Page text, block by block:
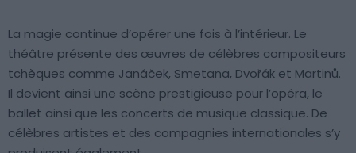
La magie continue d’opérer une fois à l’intérieur. Le
théâtre présente des œuvres de célèbres compositeurs
tchèques comme Janáček, Smetana, Dvořák et Martinů.
Il devient ainsi une scène prestigieuse pour l’opéra, le
ballet ainsi que les concerts de musique classique. De
célèbres artistes et des compagnies internationales s’y